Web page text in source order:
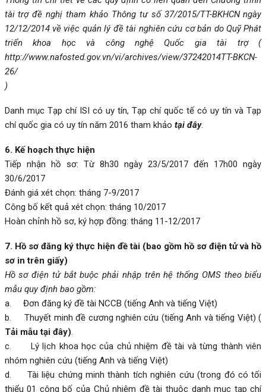
tài trợ đề nghị tham khảo Thông tư số 37/2015/TT-BKHCN ngày
12/12/2014 về việc quản lý đề tài nghiên cứu cơ bản do Quỹ Phát
triển khoa học và công nghệ Quốc gia tài trợ (
http://www.nafosted.gov.vn/vi/archives/view/37242014TT-BKCN-
26/
)
Danh mục Tạp chí ISI có uy tín, Tạp chí quốc tế có uy tín và Tạp
chí quốc gia có uy tín năm 2016 tham khảo tại đây.
6. Kế hoạch thực hiện
Tiếp nhận hồ sơ: Từ 8h30 ngày 23/5/2017 đến 17h00 ngày
30/6/2017
Đánh giá xét chọn: tháng 7-9/2017
Công bố kết quả xét chọn: tháng 10/2017
Hoàn chỉnh hồ sơ, ký hợp đồng: tháng 11-12/2017
7. Hồ sơ đăng ký thực hiện đề tài (bao gồm hồ sơ điện tử và hồ
sơ in trên giấy)
Hồ sơ điện tử bắt buộc phải nhập trên hệ thống OMS theo biểu
mẫu quy định bao gồm:
a. Đơn đăng ký đề tài NCCB (tiếng Anh và tiếng Việt)
b. Thuyết minh đề cương nghiên cứu (tiếng Anh và tiếng Việt) (
Tải mẫu tại đây).
c. Lý lịch khoa học của chủ nhiệm đề tài và từng thành viên
nhóm nghiên cứu (tiếng Anh và tiếng Việt)
d. Tài liệu chứng minh thành tích nghiên cứu (trong đó có tối
thiểu 01 công bố của Chủ nhiệm đề tài thuộc danh mục tạp chí